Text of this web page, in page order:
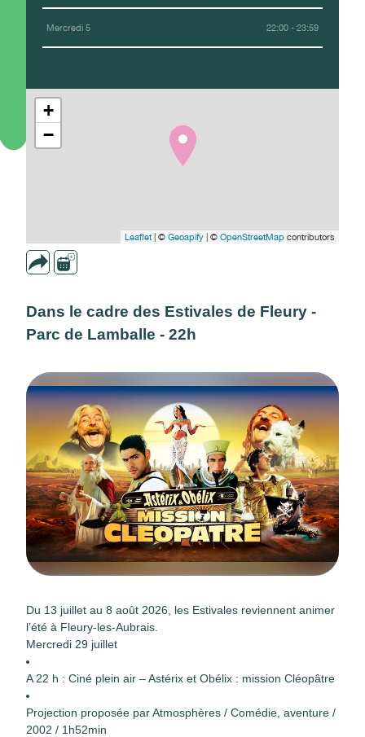
Mercredi 5 22:00 - 23:59
+
−
Leaflet| © Geoapify | © OpenStreetMap contributors
Dans le cadre des Estivales de Fleury -
Parc de Lamballe - 22h
Du 13 juillet au 8 août 2026, les Estivales reviennent animer
l’été à Fleury-les-Aubrais.
Mercredi 29 juillet
A 22 h : Ciné plein air – Astérix et Obélix : mission Cléopâtre
Projection proposée par Atmosphères / Comédie, aventure /
2002 / 1h52min